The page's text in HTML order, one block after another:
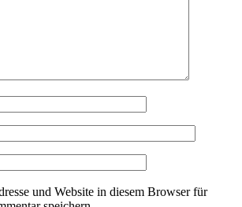
und Website in diesem Browser für